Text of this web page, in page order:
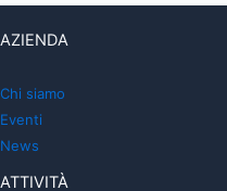
AZIENDA
Chi siamo
Eventi
News
ATTIVITÀ